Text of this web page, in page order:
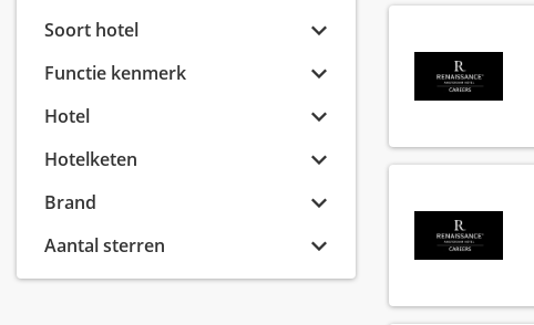
Soort hotel
Functie kenmerk
Hotel
Hotelketen
Brand
Aantal sterren